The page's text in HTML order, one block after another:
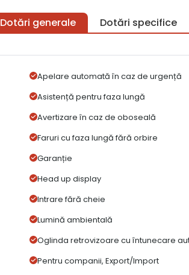
Dotări generale Dotări specifice
Apelare automată în caz de urgență
Asistență pentru faza lungă
Avertizare în caz de oboseală
Faruri cu faza lungă fără orbire
Garanție
Head up display
Intrare fără cheie
Lumină ambientală
Oglinda retrovizoare cu întunecare
Pentru companii, Export/Import